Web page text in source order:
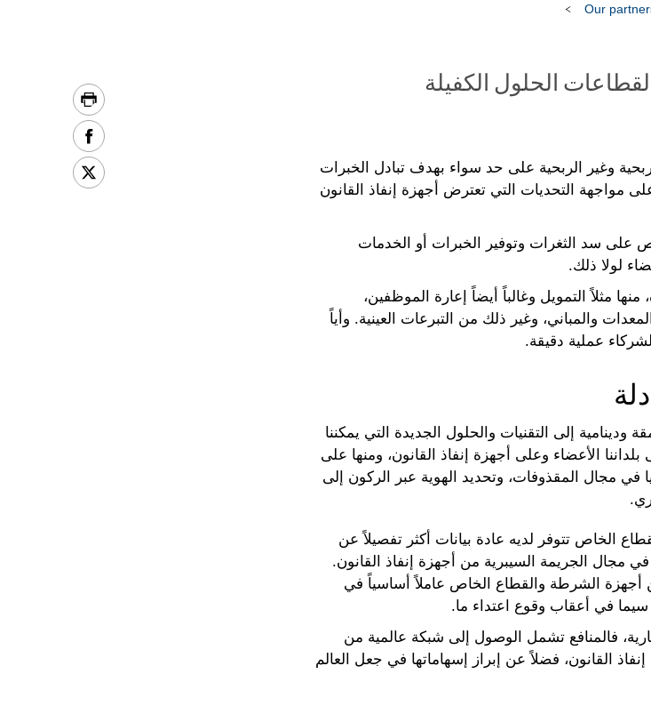
Our
الحلول الكفيلة
وغير الربحية على حد سواء بهدف تبادل الخبرات
مواجهة التحديات التي تعترض أجهزة إنفاذ القانون
على سد الثغرات وتوفير الخبرات أو الخدمات
لولا ذلك.
مثلاً التمويل وغالباً أيضاً إعارة الموظفين،
والمباني، وغير ذلك من التبرعات العينية. وأياً
عملية دقيقة.
ودينامية إلى التقنيات والحلول الجديدة التي يمكننا
بلداننا الأعضاء وعلى أجهزة إنفاذ القانون، ومنها على
في مجال المقذوفات، وتحديد الهوية عبر الركون إلى
الخاص تتوفر لديه عادة بيانات أكثر تفصيلاً عن
في مجال الجريمة السيبرية من أجهزة إنفاذ القانون.
أجهزة الشرطة والقطاع الخاص عاملاً أساسياً في
سيما في أعقاب وقوع اعتداء ما.
فالمنافع تشمل الوصول إلى شبكة عالمية من
القانون، فضلاً عن إبراز إسهاماتها في جعل العالم